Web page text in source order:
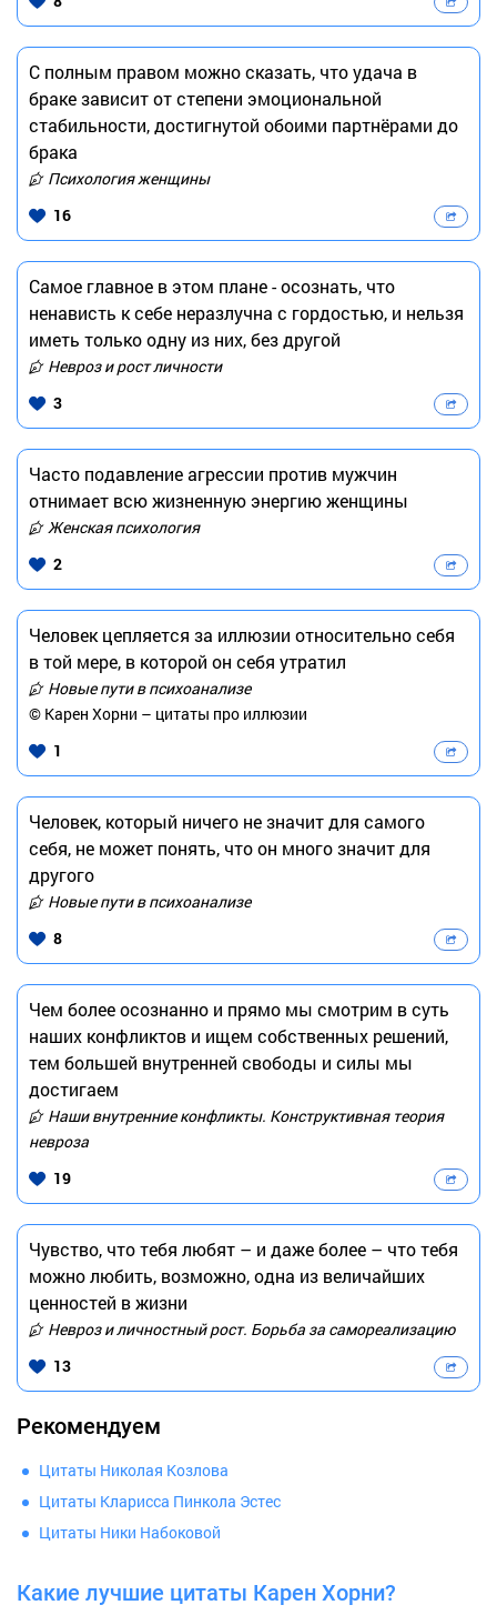
С полным правом можно сказать, что удача в
браке зависит от степени эмоциональной
стабильности, достигнутой обоими партнёрами до
брака
Психология женщины
16
Самое главное в этом плане - осознать, что
ненависть к себе неразлучна с гордостью, и нельзя
иметь только одну из них, без другой
Невроз и рост личности
3
Часто подавление агрессии против мужчин
отнимает всю жизненную энергию женщины
Женская психология
2
Человек цепляется за иллюзии относительно себя
в той мере, в которой он себя утратил
Новые пути в психоанализе
© Карен Хорни – цитаты про иллюзии
1
Человек, который ничего не значит для самого
себя, не может понять, что он много значит для
другого
Новые пути в психоанализе
8
Чем более осознанно и прямо мы смотрим в суть
наших конфликтов и ищем собственных решений,
тем большей внутренней свободы и силы мы
достигаем
Наши внутренние конфликты. Конструктивная теория
невроза
19
Чувство, что тебя любят – и даже более – что тебя
можно любить, возможно, одна из величайших
ценностей в жизни
Невроз и личностный рост. Борьба за самореализацию
13
Рекомендуем
Цитаты Николая Козлова
Цитаты Кларисса Пинкола Эстес
Цитаты Ники Набоковой
Какие лучшие цитаты Карен Хорни?